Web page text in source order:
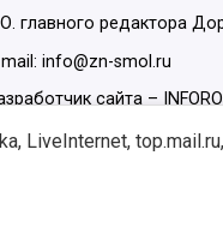
главного редактора
info@zn-smol.ru
сайта –
в социальных сетях:
LiveInternet,